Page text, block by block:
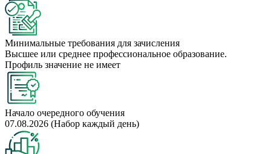
Минимальные требования для зачисления
Высшее или среднее профессиональное образование.
Профиль значение не имеет
Начало очередного обучения
07.08.2026 (Набор каждый день)